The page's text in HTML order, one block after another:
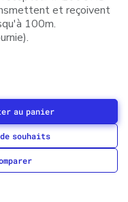
et reçoivent
100m.
au panier
souhaits